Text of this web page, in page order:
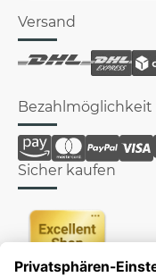
Versand
Bezahlmöglichkeit
Sicher kaufen